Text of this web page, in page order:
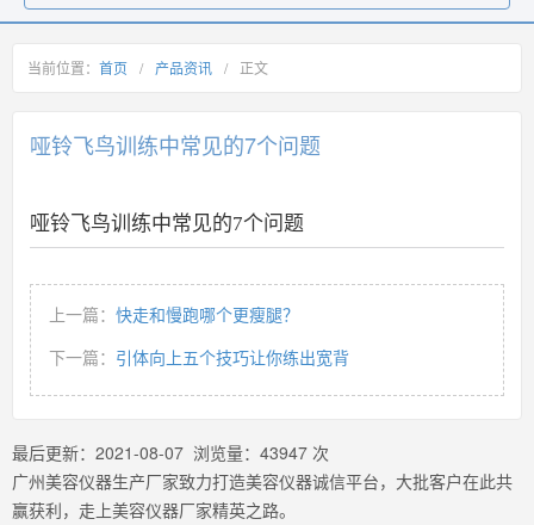
当前位置： 首页 / 产品资讯 / 正文
哑铃飞鸟训练中常见的7个问题
哑铃飞鸟训练中常见的7个问题
上一篇： 快走和慢跑哪个更瘦腿？
下一篇： 引体向上五个技巧让你练出宽背
最后更新： 2021-08-07 浏览量： 43947 次
广州美容仪器生产厂家致力打造美容仪器诚信平台，大批客户在此共
赢获利，走上美容仪器厂家精英之路。